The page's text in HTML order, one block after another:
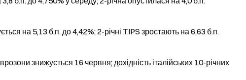
на 5,13 б.п. до 4,42%; 2-річні TIPS зростають на 6,63 б.п.
знижується 16 червня; дохідність італійських 10-річних